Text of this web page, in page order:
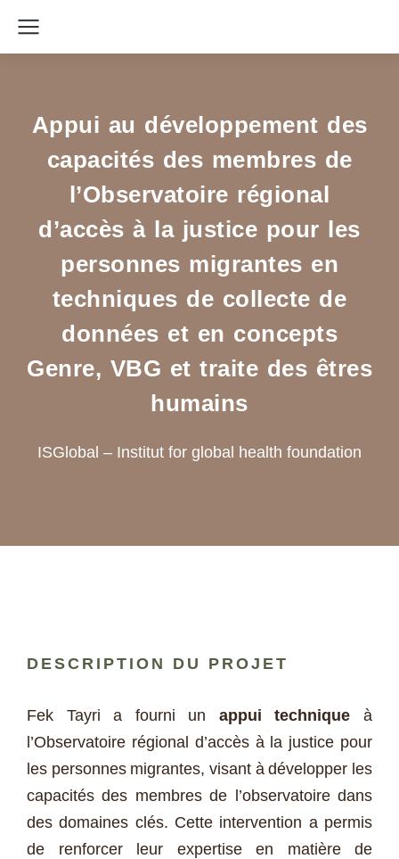
Appui au développement des
capacités des membres de
l’Observatoire régional
d’accès à la justice pour les
personnes migrantes en
techniques de collecte de
données et en concepts
Genre, VBG et traite des êtres
humains
ISGlobal – Institut for global health foundation
DESCRIPTION DU PROJET
Fek Tayri a fourni un appui technique à
l’Observatoire régional d’accès à la justice pour
les personnes migrantes, visant à développer les
capacités des membres de l’observatoire dans
des domaines clés. Cette intervention a permis
de renforcer leur expertise en matière de